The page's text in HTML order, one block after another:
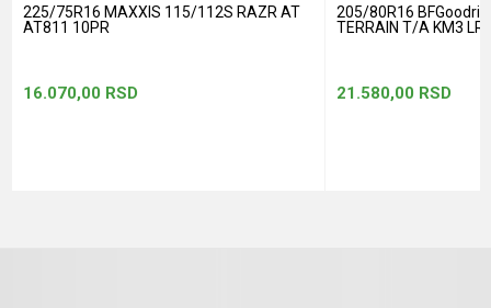
225/75R16 MAXXIS 115/112S RAZR AT
AT811 10PR
16.070,00 RSD
205/80R16
TERRAIN T/A KM3
21.580,00 RSD